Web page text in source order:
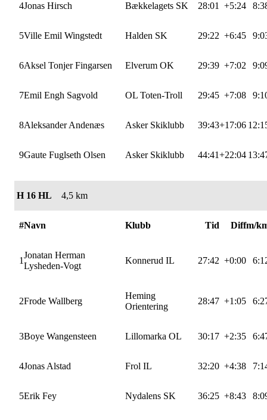
4Jonas Hirsch Bækkelagets SK 28:01 +5:24
5Ville Emil Wingstedt Halden SK 29:22 +6:45
6Aksel Tonjer Fingarsen Elverum OK 29:39 +7:02
7Emil Engh Sagvold OL Toten-Troll 29:45 +7:08
8Aleksander Andenæs Asker Skiklubb 39:43+17:06
9Gaute Fuglseth Olsen Asker Skiklubb 44:41+22:04
H 16 HL 4,5 km
#Navn Klubb Tid Diffm/
1
Jonatan Herman
Lysheden-Vogt
Konnerud IL 27:42 +0:00
2Frode Wallberg
Heming
Orientering
28:47 +1:05
3Boye Wangensteen Lillomarka OL 30:17 +2:35
4Jonas Alstad Frol IL 32:20 +4:38
5Erik Fey Nydalens SK 36:25 +8:43